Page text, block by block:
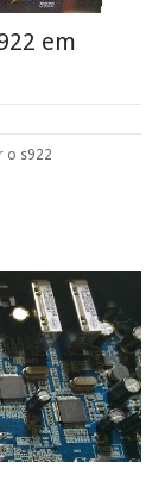
em
o s922